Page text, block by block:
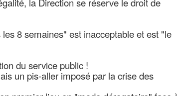
8 semaines" est inacceptable et est "le
du service public !
un pis-aller imposé par la crise des